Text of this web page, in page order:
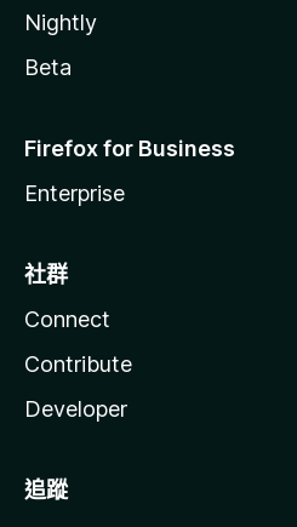
Nightly
Beta
Firefox for Business
Enterprise
社群
Connect
Contribute
Developer
追蹤